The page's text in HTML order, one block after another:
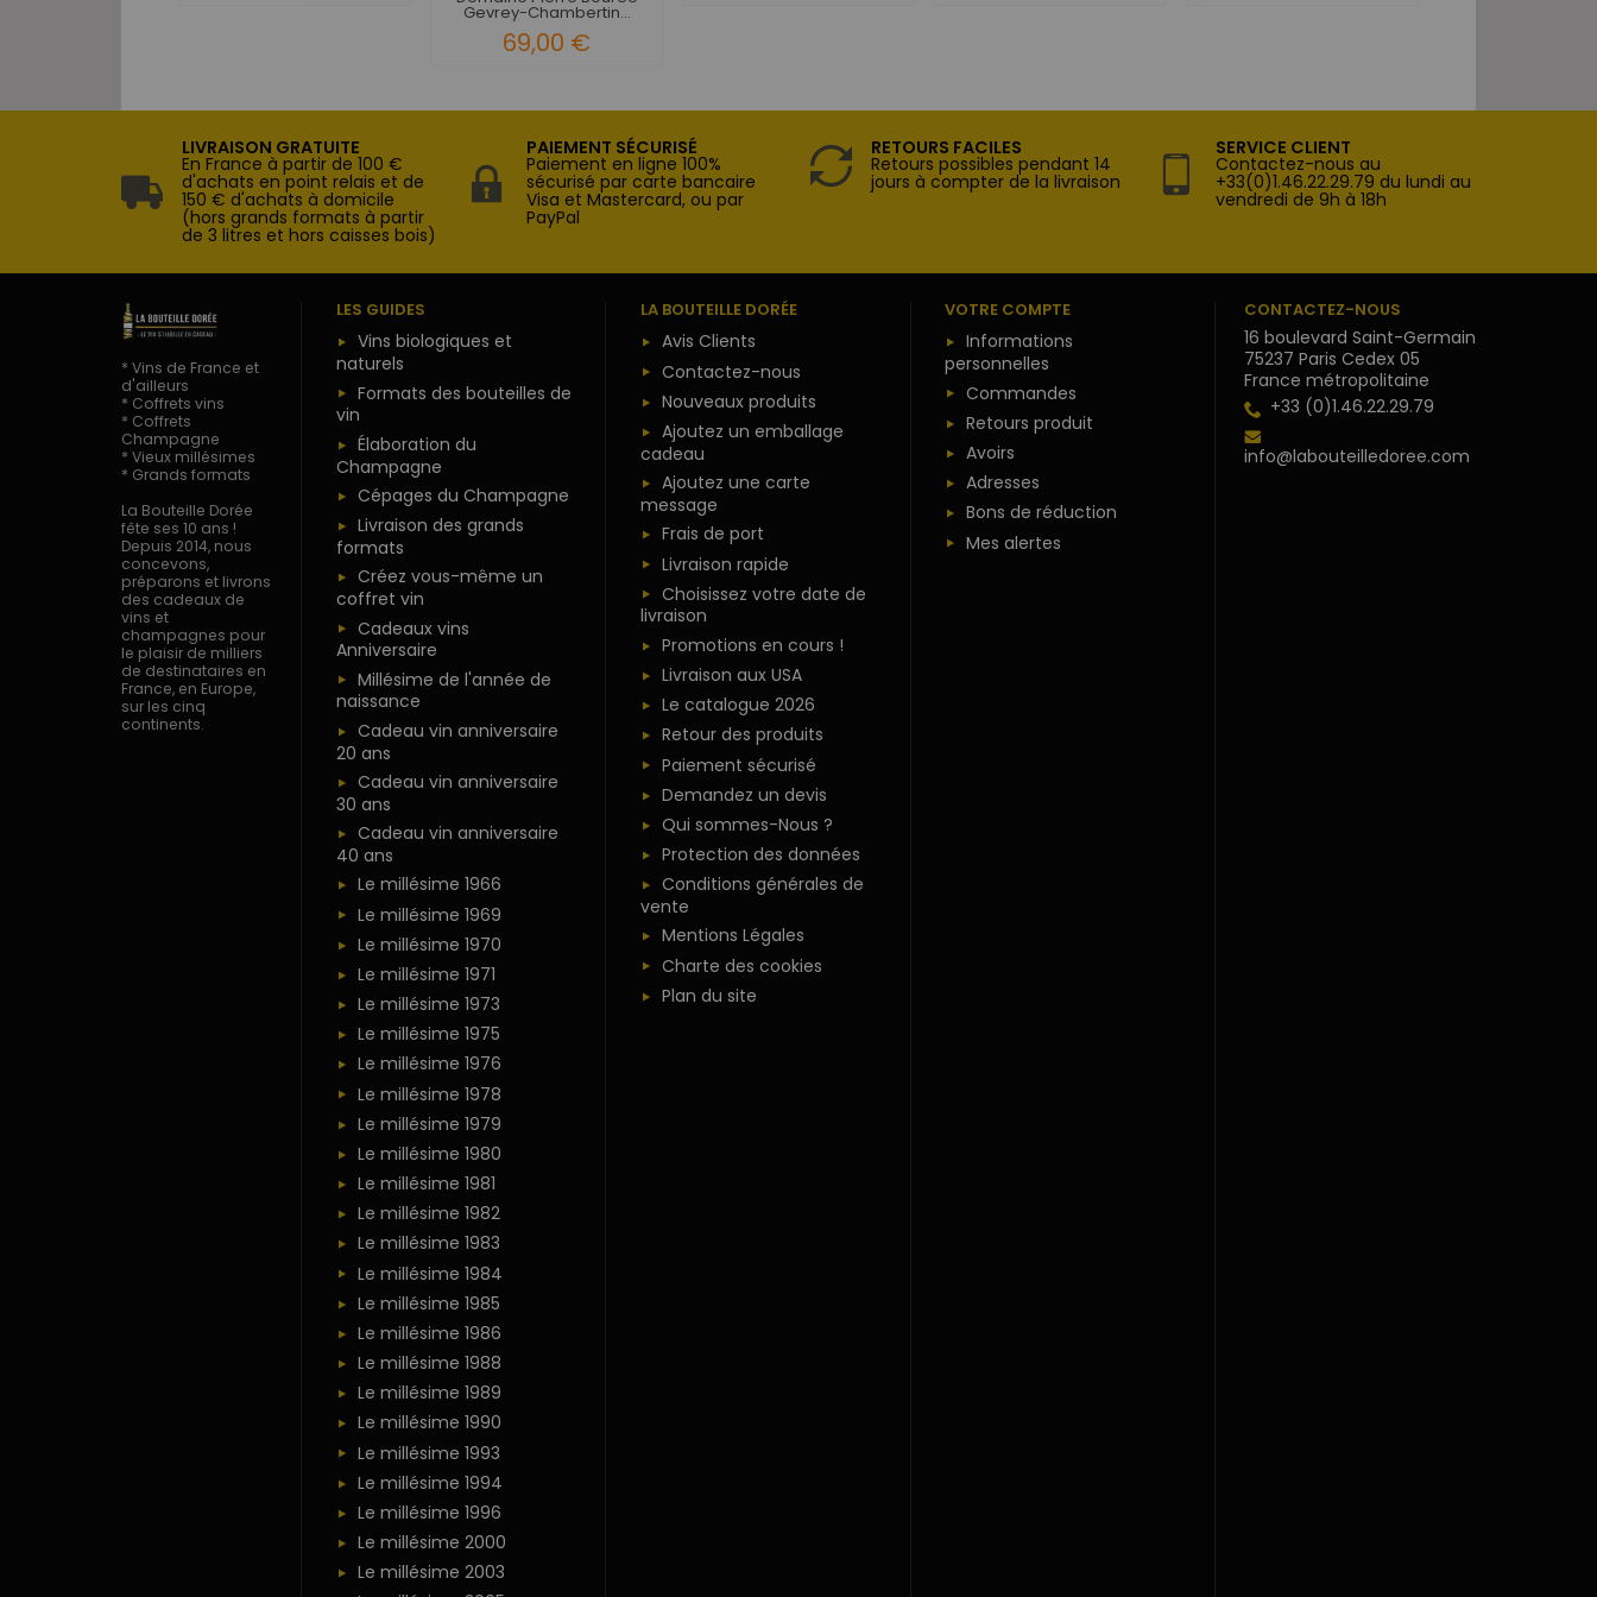
Gevrey-Chambertin...
69,00 €
LIVRAISON GRATUITE
En France à partir de 100 €
d'achats en point relais et de
150 € d'achats à domicile
(hors grands formats à partir
de 3 litres et hors caisses bois)
PAIEMENT SÉCURISÉ
Paiement en ligne 100%
sécurisé par carte bancaire
Visa et Mastercard, ou par
PayPal
RETOURS FACILES
Retours possibles pendant 14
jours à compter de la livraison
SERVICE CLIENT
Contactez-nous au
+33(0)1.46.22.29.79 du lundi au
vendredi de 9h à 18h
* Vins de France et
d'ailleurs
* Coffrets vins
* Coffrets
Champagne
* Vieux millésimes
* Grands formats
La Bouteille Dorée
fête ses 10 ans !
Depuis 2014, nous
concevons,
préparons et livrons
des cadeaux de
vins et
champagnes pour
le plaisir de milliers
de destinataires en
France, en Europe,
sur les cinq
continents.
LES GUIDES
Vins biologiques et
naturels
Formats des bouteilles de
vin
Élaboration du
Champagne
Cépages du Champagne
Livraison des grands
formats
Créez vous-même un
coffret vin
Cadeaux vins
Anniversaire
Millésime de l'année de
naissance
Cadeau vin anniversaire
20 ans
Cadeau vin anniversaire
30 ans
Cadeau vin anniversaire
40 ans
Le millésime 1966
Le millésime 1969
Le millésime 1970
Le millésime 1971
Le millésime 1973
Le millésime 1975
Le millésime 1976
Le millésime 1978
Le millésime 1979
Le millésime 1980
Le millésime 1981
Le millésime 1982
Le millésime 1983
Le millésime 1984
Le millésime 1985
Le millésime 1986
Le millésime 1988
Le millésime 1989
Le millésime 1990
Le millésime 1993
Le millésime 1994
Le millésime 1996
Le millésime 2000
Le millésime 2003
LA BOUTEILLE DORÉE
Avis Clients
Contactez-nous
Nouveaux produits
Ajoutez un emballage
cadeau
Ajoutez une carte
message
Frais de port
Livraison rapide
Choisissez votre date de
livraison
Promotions en cours !
Livraison aux USA
Le catalogue 2026
Retour des produits
Paiement sécurisé
Demandez un devis
Qui sommes-Nous ?
Protection des données
Conditions générales de
vente
Mentions Légales
Charte des cookies
Plan du site
VOTRE COMPTE
Informations
personnelles
Commandes
Retours produit
Avoirs
Adresses
Bons de réduction
Mes alertes
CONTACTEZ-NOUS
16 boulevard Saint-Germain
75237 Paris Cedex 05
France métropolitaine
+33 (0)1.46.22.29.79
info@labouteilledoree.com